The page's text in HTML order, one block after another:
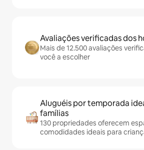
Avaliações verificadas dos
Mais de 12.500 avaliações
você a escolher
Aluguéis por temporada
famílias
130 propriedades oferecem
comodidades ideais para